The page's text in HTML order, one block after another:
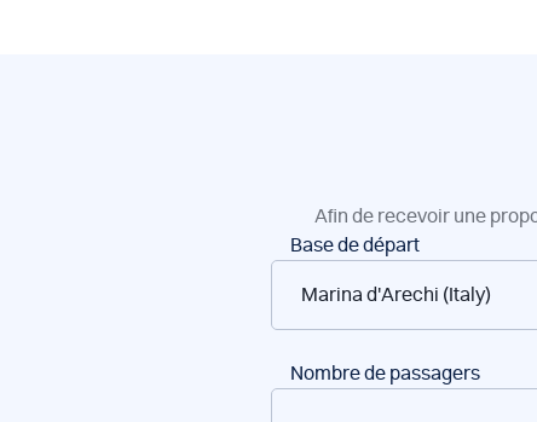
Afin de recevoir une
Réservation
bateaux
Base de départ
Nombre de passagers